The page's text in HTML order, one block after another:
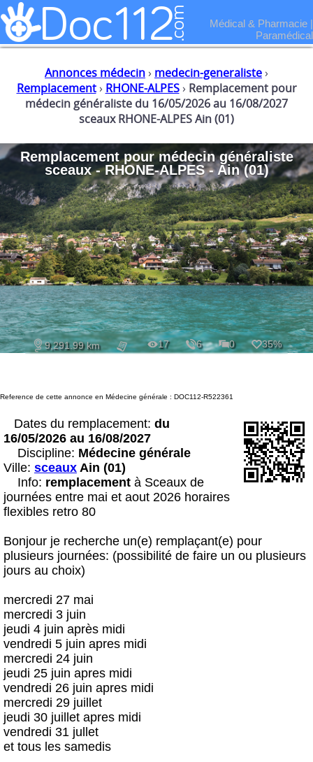
Médical & Pharmacie |
Paramédical
Annonces médecin› medecin-generaliste›
Remplacement › RHONE-ALPES › Remplacement pour
médecin généraliste du 16/05/2026 au 16/08/2027
sceaux RHONE-ALPES Ain (01)
Remplacementpourmédecin généraliste
sceaux - RHONE-ALPES - Ain (01)
9,291.99 km 17 6 0 35%
Reference de cette annonce en Médecine générale : DOC112-R522361
Dates du remplacement: du
16/05/2026 au 16/08/2027
Discipline: Médecine générale
Ville: sceaux Ain (01)
Info: remplacement à Sceaux de
journées entre mai et aout 2026 horaires
flexibles retro 80
Bonjour je recherche un(e) remplaçant(e) pour
plusieurs journées: (possibilité de faire un ou plusieurs
jours au choix)
mercredi 27 mai
mercredi 3 juin
jeudi 4 juin après midi
vendredi 5 juin apres midi
mercredi 24 juin
jeudi 25 juin apres midi
vendredi 26 juin apres midi
mercredi 29 juillet
jeudi 30 juillet apres midi
vendredi 31 jullet
et tous les samedis